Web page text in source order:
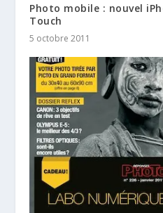
Photo mobile : nouvel
Touch
5 octobre 2011